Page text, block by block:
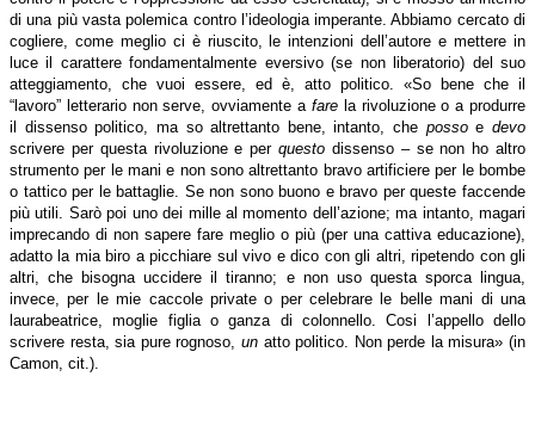
di una più vasta polemica contro l’ideologia imperante. Abbiamo cercato di
cogliere, come meglio ci è riuscito, le intenzioni dell’autore e mettere in
luce il carattere fondamentalmente eversivo (se non liberatorio) del suo
atteggiamento, che vuoi essere, ed è, atto politico. «So bene che il
“lavoro” letterario non serve, ovviamente a farela rivoluzione o a produrre
il dissenso politico, ma so altrettanto bene, intanto, che possoe devo
scrivere per questa rivoluzione e per questo dissenso – se non ho altro
strumento per le mani e non sono altrettanto bravo artificiere per le bombe
o tattico per le battaglie. Se non sono buono e bravo per queste faccende
più utili. Sarò poi uno dei mille al momento dell’azione; ma intanto, magari
imprecando di non sapere fare meglio o più (per una cattiva educazione),
adatto la mia biro a picchiare sul vivo e dico con gli altri, ripetendo con gli
altri, che bisogna uccidere il tiranno; e non uso questa sporca lingua,
invece, per le mie caccole private o per celebrare le belle mani di una
laurabeatrice, moglie figlia o ganza di colonnello. Cosi l’appello dello
scrivere resta, sia pure rognoso, unatto politico. Non perde la misura» (in
Camon, cit.).